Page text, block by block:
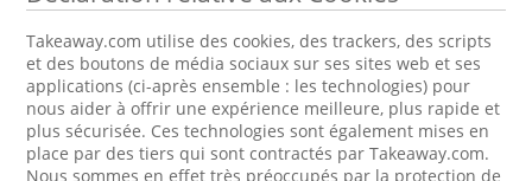
Takeaway.com utilise des cookies, des trackers, des scripts
et des boutons de média sociaux sur ses sites web et ses
applications (ci-après ensemble : les technologies) pour
nous aider à offrir une expérience meilleure, plus rapide et
plus sécurisée. Ces technologies sont également mises en
place par des tiers qui sont contractés par Takeaway.com.
Nous sommes en effet très préoccupés par la protection de